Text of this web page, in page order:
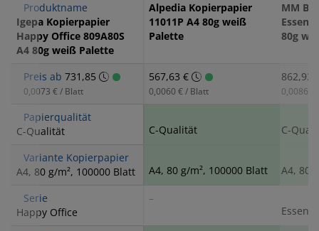
Produktname
Igepa Kopierpapier
Happy Office 809A80S
A4 80g weiß Palette
Alpedia Kopierpapier
11011P A4 80g weiß
Palette
MM
80g
Preis ab 731,85
0,0073 € / Blatt
567,63 €
0,0060 € / Blatt
862,93
0,0086 €
Papierqualität
C-Qualität
C-Qualität C-
Variante Kopierpapier
A4, 80 g/m², 100000 Blatt
A4, 80 g/m², 100000 Blatt A4, 80
Serie
Happy Office
–